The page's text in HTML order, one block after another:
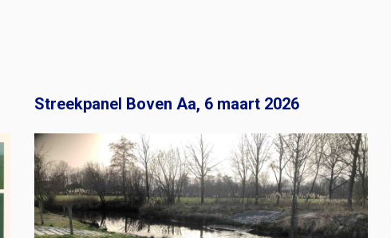
Streekpanel Boven Aa, 6 maart 2026